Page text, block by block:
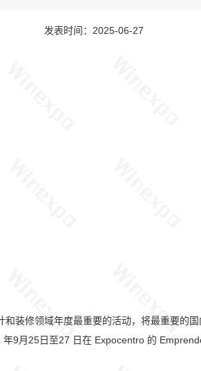
发表时间：2025-06-27
修领域年度最重要的活动，将最重要的
9月25日至27 日在 Expocentro 的